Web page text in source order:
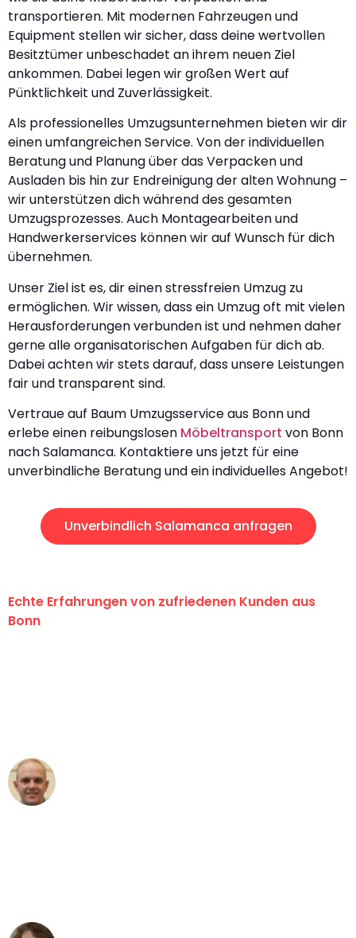
transportieren. Mit modernen Fahrzeugen und
Equipment stellen wir sicher, dass deine wertvollen
Besitztümer unbeschadet an ihrem neuen Ziel
ankommen. Dabei legen wir großen Wert auf
Pünktlichkeit und Zuverlässigkeit.
Als professionelles Umzugsunternehmen bieten wir dir
einen umfangreichen Service. Von der individuellen
Beratung und Planung über das Verpacken und
Ausladen bis hin zur Endreinigung der alten Wohnung –
wir unterstützen dich während des gesamten
Umzugsprozesses. Auch Montagearbeiten und
Handwerkerservices können wir auf Wunsch für dich
übernehmen.
Unser Ziel ist es, dir einen stressfreien Umzug zu
ermöglichen. Wir wissen, dass ein Umzug oft mit vielen
Herausforderungen verbunden ist und nehmen daher
gerne alle organisatorischen Aufgaben für dich ab.
Dabei achten wir stets darauf, dass unsere Leistungen
fair und transparent sind.
Vertraue auf Baum Umzugsservice aus Bonn und
erlebe einen reibungslosen Möbeltransport von Bonn
nach Salamanca. Kontaktiere uns jetzt für eine
unverbindliche Beratung und ein individuelles Angebot!
Unverbindlich Salamanca anfragen
Echte Erfahrungen von zufriedenen Kunden aus
Bonn